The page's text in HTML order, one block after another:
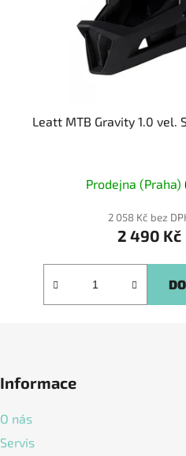
Leatt MTB Gravity 1.0 vel.
Prodejna (Praha)
2 058 Kč bez
2 490 Kč
Informace
O nás
Servis